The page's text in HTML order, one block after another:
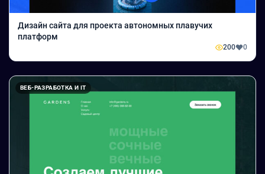
Дизайн сайта для проекта автономных плавучих
платформ
200 0
ВЕБ-РАЗРАБОТКА И IT